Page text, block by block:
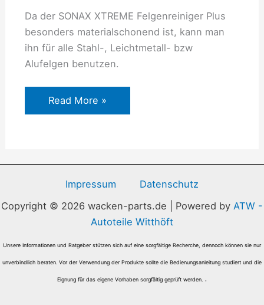
Da der SONAX XTREME Felgenreiniger Plus
besonders materialschonend ist, kann man
ihn für alle Stahl-, Leichtmetall- bzw
Alufelgen benutzen.
Read More »
Impressum
Datenschutz
Copyright © 2026 wacken-parts.de | Powered by ATW -
Autoteile Witthöft
Unsere Informationen und Ratgeber stützen sich auf eine sorgfältige Recherche, dennoch können sie nur
unverbindlich beraten. Vor der Verwendung der Produkte sollte die Bedienungsanleitung studiert und die
Eignung für das eigene Vorhaben sorgfältig geprüft werden. .